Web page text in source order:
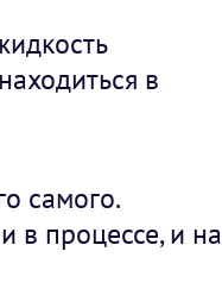
в
самого.
в процессе, и на